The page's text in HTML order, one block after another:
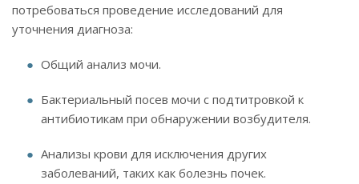
потребоваться проведение исследований для
уточнения диагноза:
Общий анализ мочи.
Бактериальный посев мочи с подтитровкой к
антибиотикам при обнаружении возбудителя.
Анализы крови для исключения других
заболеваний, таких как болезнь почек.